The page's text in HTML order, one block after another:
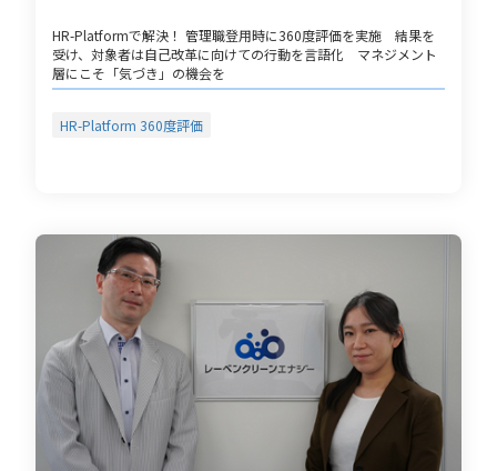
HR-Platformで解決！ 管理職登用時に360度評価を実施 結果を
受け、対象者は自己改革に向けての行動を言語化 マネジメント
層にこそ「気づき」の機会を
HR-Platform 360度評価